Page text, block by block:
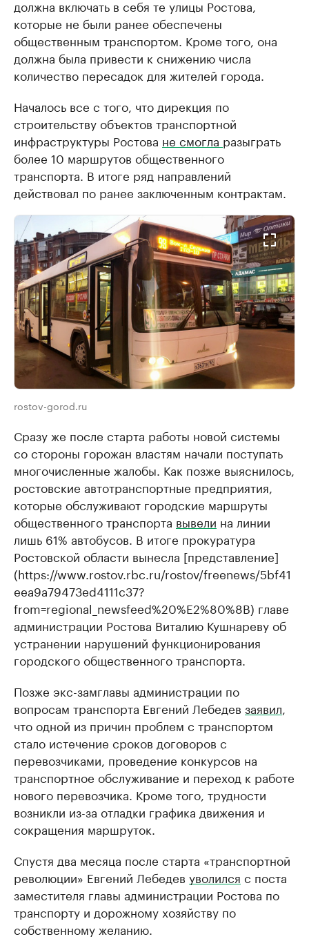
должна включать в себя те улицы Ростова,
которые не были ранее обеспечены
общественным транспортом. Кроме того, она
должна была привести к снижению числа
количество пересадок для жителей города.
Началось все с того, что дирекция по
строительству объектов транспортной
инфраструктуры Ростова не смогла разыграть
более 10 маршрутов общественного
транспорта. В итоге ряд направлений
действовал по ранее заключенным контрактам.
rostov-gorod.ru
Сразу же после старта работы новой системы
со стороны горожан властям начали поступать
многочисленные жалобы. Как позже выяснилось,
ростовские автотранспортные предприятия,
которые обслуживают городские маршруты
общественного транспорта вывели на линии
лишь 61% автобусов. В итоге прокуратура
Ростовской области вынесла [представление]
(https://www.rostov.rbc.ru/rostov/freenews/5bf41
eea9a79473ed4111c37?
from=regional_newsfeed%20%E2%80%8B) главе
администрации Ростова Виталию Кушнареву об
устранении нарушений функционирования
городского общественного транспорта.
Позже экс-замглавы администрации по
вопросам транспорта Евгений Лебедев заявил,
что одной из причин проблем с транспортом
стало истечение сроков договоров с
перевозчиками, проведение конкурсов на
транспортное обслуживание и переход к работе
нового перевозчика. Кроме того, трудности
возникли из-за отладки графика движения и
сокращения маршруток.
Спустя два месяца после старта «транспортной
революции» Евгений Лебедев уволился с поста
заместителя главы администрации Ростова по
транспорту и дорожному хозяйству по
собственному желанию.